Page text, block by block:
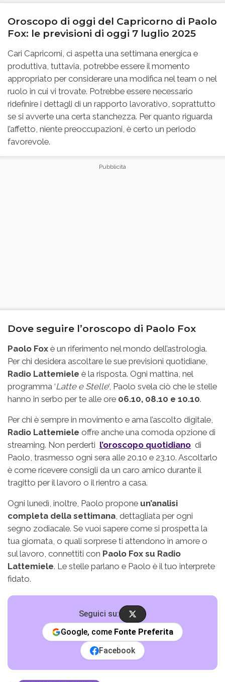
Oroscopo di oggi del Capricorno di Paolo
Fox: le previsioni di oggi 7 luglio 2025
Cari Capricorni, ci aspetta una settimana energica e
produttiva, tuttavia, potrebbe essere il momento
appropriato per considerare una modifica nel team o nel
ruolo in cui vi trovate. Potrebbe essere necessario
ridefinire i dettagli di un rapporto lavorativo, soprattutto
se si avverte una certa stanchezza. Per quanto riguarda
l’affetto, niente preoccupazioni, è certo un periodo
favorevole.
Dove seguire l’oroscopo di Paolo Fox
Paolo Fox è un riferimento nel mondo dell’astrologia.
Per chi desidera ascoltare le sue previsioni quotidiane,
Radio Lattemiele è la risposta. Ogni mattina, nel
programma ‘Latte e Stelle‘, Paolo svela ciò che le stelle
hanno in serbo per te alle ore 06.10, 08.10 e 10.10.
Per chi è sempre in movimento e ama l’ascolto digitale,
Radio Lattemiele offre anche una comoda opzione di
streaming. Non perderti l’oroscopo quotidiano di
Paolo, trasmesso ogni sera alle 20.10 e 23.10. Ascoltarlo
è come ricevere consigli da un caro amico durante il
tragitto per il lavoro o il rientro a casa.
Ogni lunedì, inoltre, Paolo propone un’analisi
completa della settimana, dettagliata per ogni
segno zodiacale. Se vuoi sapere come si prospetta la
tua giornata, o quali sorprese ti attendono in amore o
sul lavoro, connettiti con Paolo Fox su Radio
Lattemiele. Le stelle parlano e Paolo è il tuo interprete
fidato.
Seguici su:
Google, come Fonte Preferita
Facebook